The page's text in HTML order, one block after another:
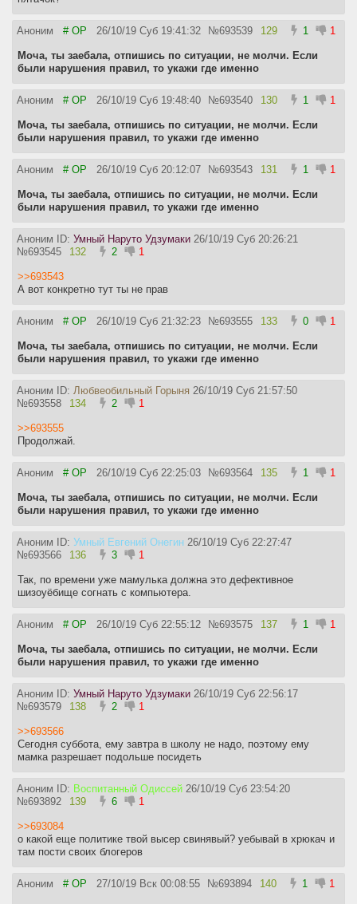
Аноним # OP 26/10/19 Суб 19:41:32 №693539 129 1 1
Моча, ты заебала, отпишись по ситуации, не молчи. Если
были нарушения правил, то укажи где именно
Аноним # OP 26/10/19 Суб 19:48:40 №693540 130 1 1
Моча, ты заебала, отпишись по ситуации, не молчи. Если
были нарушения правил, то укажи где именно
Аноним # OP 26/10/19 Суб 20:12:07 №693543 131 1 1
Моча, ты заебала, отпишись по ситуации, не молчи. Если
были нарушения правил, то укажи где именно
Аноним ID: Умный Наруто Удзумаки 26/10/19 Суб 20:26:21
№693545 132 2 1
>>693543
А вот конкретно тут ты не прав
Аноним # OP 26/10/19 Суб 21:32:23 №693555 133 0 1
Моча, ты заебала, отпишись по ситуации, не молчи. Если
были нарушения правил, то укажи где именно
Аноним ID: Любвеобильный Горыня 26/10/19 Суб 21:57:50
№693558 134 2 1
>>693555
Продолжай.
Аноним # OP 26/10/19 Суб 22:25:03 №693564 135 1 1
Моча, ты заебала, отпишись по ситуации, не молчи. Если
были нарушения правил, то укажи где именно
Аноним ID: Умный Евгений Онегин 26/10/19 Суб 22:27:47
№693566 136 3 1
Так, по времени уже мамулька должна это дефективное
шизоуёбище согнать с компьютера.
Аноним # OP 26/10/19 Суб 22:55:12 №693575 137 1 1
Моча, ты заебала, отпишись по ситуации, не молчи. Если
были нарушения правил, то укажи где именно
Аноним ID: Умный Наруто Удзумаки 26/10/19 Суб 22:56:17
№693579 138 2 1
>>693566
Сегодня суббота, ему завтра в школу не надо, поэтому ему
мамка разрешает подольше посидеть
Аноним ID: Воспитанный Одиссей 26/10/19 Суб 23:54:20
№693892 139 6 1
>>693084
о какой еще политике твой высер свинявый? уебывай в хрюкач и
там пости своих блогеров
Аноним # OP 27/10/19 Вск 00:08:55 №693894 140 1 1